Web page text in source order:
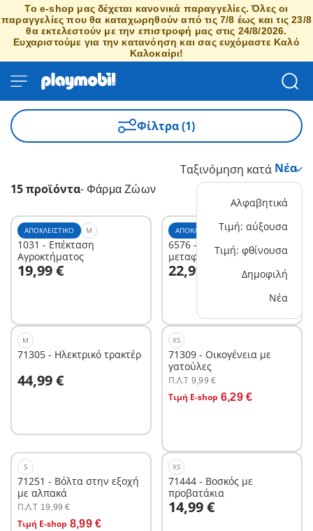
Το e-shop μας δέχεται κανονικά παραγγελίες. Όλες οι
παραγγελίες που θα καταχωρηθούν από τις 7/8 έως και τις 23/8
θα εκτελεστούν με την επιστροφή μας στις 24/8/2026.
Ευχαριστούμε για την κατανόηση και σας ευχόμαστε Καλό
Καλοκαίρι!
Φίλτρα (1)
15 προϊόντα- Φάρμα Ζώων
Ταξινόμηση κατά
Αλφαβητικά
Τιμή: αύξουσα
Τιμή: φθίνουσα
Δημοφιλή
Νέα
ΑΠΟΚΛΕΙΣΤΙΚΌ M
1031 - Επέκταση
Αγροκτήματος
19,99 €
Στο καλάθι
ΑΠΟΚΛΕΙΣΤΙΚΌ M
6576 - Φορητός ιμάντας
μεταφοράς
22,99 €
Στο καλάθι
M
71305 - Ηλεκτρικό τρακτέρ
44,99 €
XS
71309 - Οικογένεια με
γατούλες
Π.Λ.T 9,99 €
Τιμή E-shop 6,29 €
Στο καλάθι
S
71251 - Βόλτα στην εξοχή
με αλπακά
Π.Λ.T 19,99 €
Τιμή E-shop 8,99 €
Στο καλάθι
XS
71444 - Βοσκός με
προβατάκια
14,99 €
Στο καλάθι